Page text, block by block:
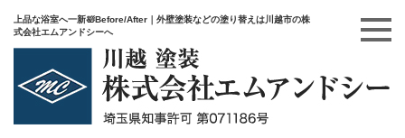
上品な浴室へ一新🛀Before/After｜外壁塗装などの塗り替えは川越市の株
式会社エムアンドシーへ